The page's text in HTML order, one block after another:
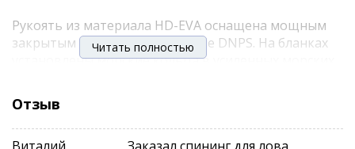
Рукоять из материала HD-EVA оснащена мощным
закрытым держателем Seaguide DNPS. На бланках
установлены морские кольца в усиленных морских
Дополнительно на конце рукояти имеется
крестовина для возможности использования
силового пояса, при вываживании крупной рыбы.
Читать полностью
Отзыв